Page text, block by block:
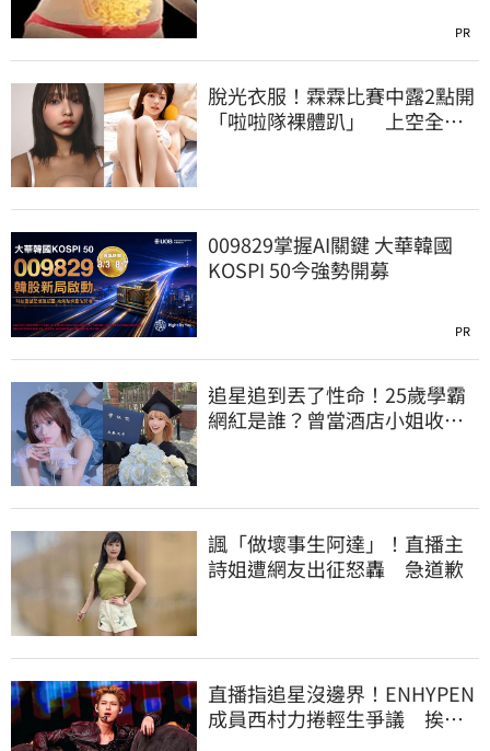
PR
脫光衣服！霖霖比賽中露2點開
「啦啦隊裸體趴」 上空全裸
009829掌握AI關鍵 大華韓國
KOSPI 50今強勢開募
PR
追星追到丟了性命！25歲學霸
網紅是誰？曾當酒店小姐收入
諷「做壞事生阿達」！直播主
詩姐遭網友出征怒轟 急道歉
直播指追星沒邊界！ENHYPEN
成員西村力捲輕生爭議 挨